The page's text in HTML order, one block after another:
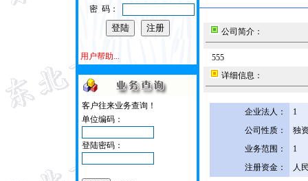
密 码：
用户帮助...
客户往来业务查询！
单位编码：
登陆密码：
公司简介：
555
详细信息：
企业法人：
1
公司性质：
独
业务范围：
1
注册资金：
人